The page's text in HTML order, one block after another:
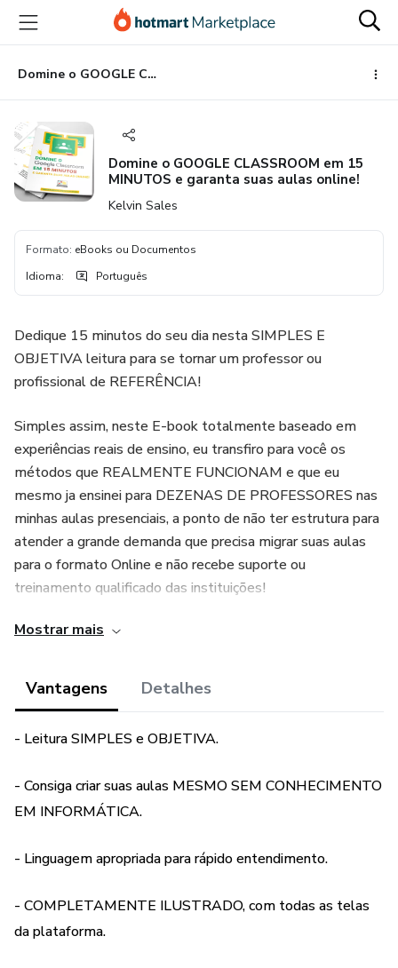
para
conteúdo
principal
para
pagamento
para
rodapé
Domine o GOOGLE CLASSROOM em 15 MINUTOS e garanta suas aulas online!
Domine o GOOGLE CLASSROOM em 15
MINUTOS e garanta suas aulas online!
Kelvin Sales
Formato: eBooks ou Documentos
Idioma: Português
Dedique 15 minutos do seu dia nesta SIMPLES E
OBJETIVA leitura para se tornar um professor ou
profissional de REFERÊNCIA!
Simples assim, neste E-book totalmente baseado em
experiências reais de ensino, eu transfiro para você os
métodos que REALMENTE FUNCIONAM e que eu
mesmo ja ensinei para DEZENAS DE PROFESSORES nas
minhas aulas presenciais, a ponto de não ter estrutura para
atender a grande demanda que precisa migrar suas aulas
para o formato Online e não recebe suporte ou
treinamento qualificado das instituições!
Eu creio que este material trará um novo formato de
Mostrar mais
Vantagens Detalhes
- Leitura SIMPLES e OBJETIVA.
- Consiga criar suas aulas MESMO SEM CONHECIMENTO
EM INFORMÁTICA.
- Linguagem apropriada para rápido entendimento.
- COMPLETAMENTE ILUSTRADO, com todas as telas
da plataforma.